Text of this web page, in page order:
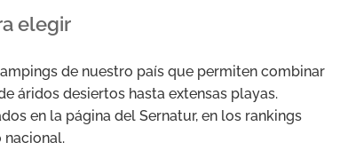
elegir
de nuestro país que permiten combinar
áridos desiertos hasta extensas playas.
en la página del Sernatur, en los rankings